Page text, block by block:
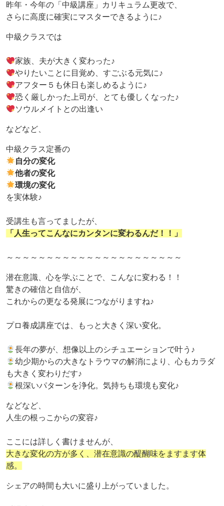
昨年・今年の「中級講座」カリキュラム更改で、
さらに高度に確実にマスターできるように♪
中級クラスでは
家族、夫が大きく変わった♪
やりたいことに目覚め、すごぶる元気に♪
アフター５も休日も楽しめるように♪
恐く厳しかった上司が、とても優しくなった♪
ソウルメイトとの出逢い
などなど、
中級クラス定番の
自分の変化
他者の変化
環境の変化
を実体験♪
受講生も言ってましたが、
「人生ってこんなにカンタンに変わるんだ！！」
～～～～～～～～～～～～～～～～～～～～～～
潜在意識、心を学ぶことで、こんなに変わる！！
驚きの確信と自信が、
これからの更なる発展につながりますね♪
プロ養成講座では、もっと大きく深い変化。
長年の夢が、想像以上のシチュエーションで叶う♪
幼少期からの大きなトラウマの解消により、心もカラダ
も大きく変わりだす♪
根深いパターンを浄化。気持ちも環境も変化♪
などなど、
人生の根っこからの変容♪
ここには詳しく書けませんが、
大きな変化の方が多く、潜在意識の醍醐味をますます体
感。
シェアの時間も大いに盛り上がっていました。